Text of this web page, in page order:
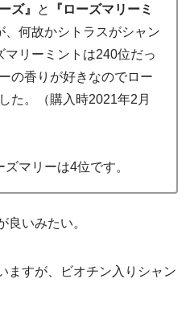
ズ』 と
『ローズマリーミ
、何故かシトラスがシャン
リーミントは240位だっ
の香りが好きなのでロー
た。（購入時2021年2月
マリーは4位です。
良いみたい。
ますが、ビオチン入りシャン